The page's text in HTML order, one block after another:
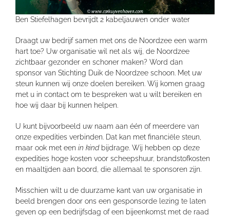
Ben Stiefelhagen bevrijdt 2 kabeljauwen onder water
Draagt uw bedrijf samen met ons de Noordzee een warm
hart toe? Uw organisatie wil net als wij, de Noordzee
zichtbaar gezonder en schoner maken? Word dan
sponsor van Stichting Duik de Noordzee schoon. Met uw
steun kunnen wij onze doelen bereiken. Wij komen graag
met u in contact om te bespreken wat u wilt bereiken en
hoe wij daar bij kunnen helpen.
U kunt bijvoorbeeld uw naam aan één of meerdere van
onze expedities verbinden. Dat kan met financiële steun,
maar ook met een in kindbijdrage. Wij hebben op deze
expedities hoge kosten voor scheepshuur, brandstofkosten
en maaltijden aan boord, die allemaal te sponsoren zijn.
Misschien wilt u de duurzame kant van uw organisatie in
beeld brengen door ons een gesponsorde lezing te laten
geven op een bedrijfsdag of een bijeenkomst met de raad